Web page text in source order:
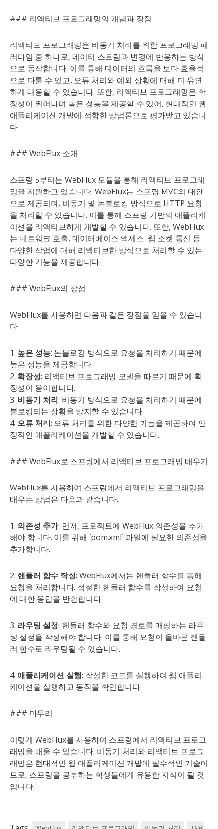
### 리액티브 프로그래밍의 개념과 장점
리액티브 프로그래밍은 비동기 처리를 위한 프로그래밍 패
러다임 중 하나로, 데이터 스트림과 변경에 반응하는 방식
으로 동작합니다. 이를 통해 데이터의 흐름을 보다 효율적
으로 다룰 수 있고, 오류 처리와 예외 상황에 대해 더 유연
하게 대응할 수 있습니다. 또한, 리액티브 프로그래밍은 확
장성이 뛰어나며 높은 성능을 제공할 수 있어, 현대적인 웹
애플리케이션 개발에 적합한 방법론으로 평가받고 있습니
다.
### WebFlux 소개
스프링 5부터는 WebFlux 모듈을 통해 리액티브 프로그래
밍을 지원하고 있습니다. WebFlux는 스프링 MVC의 대안
으로 제공되며, 비동기 및 논블로킹 방식으로 HTTP 요청
을 처리할 수 있습니다. 이를 통해 스프링 기반의 애플리케
이션을 리액티브하게 개발할 수 있습니다. 또한, WebFlux
는 네트워크 호출, 데이터베이스 액세스, 웹 소켓 통신 등
다양한 작업에 대해 리액티브한 방식으로 처리할 수 있는
다양한 기능을 제공합니다.
### WebFlux의 장점
WebFlux를 사용하면 다음과 같은 장점을 얻을 수 있습니
다.
1. 높은 성능: 논블로킹 방식으로 요청을 처리하기 때문에
높은 성능을 제공합니다.
2. 확장성: 리액티브 프로그래밍 모델을 따르기 때문에 확
장성이 용이합니다.
3. 비동기 처리: 비동기 방식으로 요청을 처리하기 때문에
블로킹되는 상황을 방지할 수 있습니다.
4. 오류 처리: 오류 처리를 위한 다양한 기능을 제공하여 안
정적인 애플리케이션을 개발할 수 있습니다.
### WebFlux로 스프링에서 리액티브 프로그래밍 배우기
WebFlux를 사용하여 스프링에서 리액티브 프로그래밍을
배우는 방법은 다음과 같습니다.
1. 의존성 추가: 먼저, 프로젝트에 WebFlux 의존성을 추가
해야 합니다. 이를 위해 `pom.xml` 파일에 필요한 의존성을
추가합니다.
2. 핸들러 함수 작성: WebFlux에서는 핸들러 함수를 통해
요청을 처리합니다. 적절한 핸들러 함수를 작성하여 요청
에 대한 응답을 반환합니다.
3. 라우팅 설정: 핸들러 함수와 요청 경로를 매핑하는 라우
팅 설정을 작성해야 합니다. 이를 통해 요청이 올바른 핸들
러 함수로 라우팅될 수 있습니다.
4. 애플리케이션 실행: 작성한 코드를 실행하여 웹 애플리
케이션을 실행하고 동작을 확인합니다.
### 마무리
이렇게 WebFlux를 사용하여 스프링에서 리액티브 프로그
래밍을 배울 수 있습니다. 비동기 처리와 리액티브 프로그
래밍은 현대적인 웹 애플리케이션 개발에 필수적인 기술이
므로, 스프링을 공부하는 학생들에게 유용한 지식이 될 것
입니다.